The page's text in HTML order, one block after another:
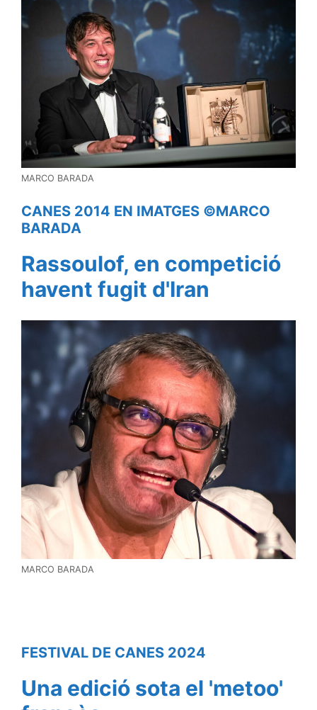
MARCO BARADA
CANES 2014 EN IMATGES ©MARCO
BARADA
Rassoulof, en competició
havent fugit d'Iran
MARCO BARADA
FESTIVAL DE CANES 2024
Una edició sota el 'metoo'